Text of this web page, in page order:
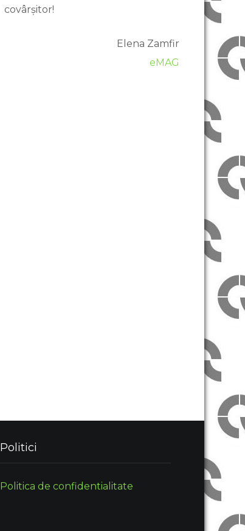
covârșitor!
Elena Zamfir
eMAG
Politici
Politica de confidentialitate